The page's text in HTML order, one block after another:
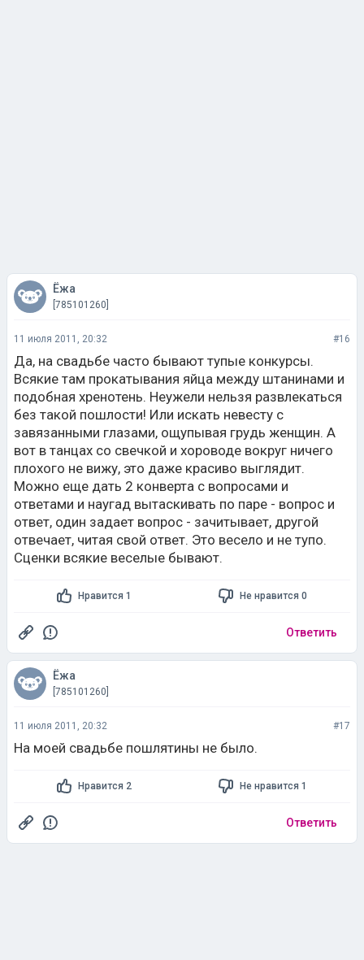
Ёжа
[785101260]
11 июля 2011, 20:32 #16
Да, на свадьбе часто бывают тупые конкурсы.
Всякие там прокатывания яйца между штанинами и
подобная хренотень. Неужели нельзя развлекаться
без такой пошлости! Или искать невесту с
завязанными глазами, ощупывая грудь женщин. А
вот в танцах со свечкой и хороводе вокруг ничего
плохого не вижу, это даже красиво выглядит.
Можно еще дать 2 конверта с вопросами и
ответами и наугад вытаскивать по паре - вопрос и
ответ, один задает вопрос - зачитывает, другой
отвечает, читая свой ответ. Это весело и не тупо.
Сценки всякие веселые бывают.
Нравится 1 Не нравится 0
Ответить
Ёжа
[785101260]
11 июля 2011, 20:32 #17
На моей свадьбе пошлятины не было.
Нравится 2 Не нравится 1
Ответить